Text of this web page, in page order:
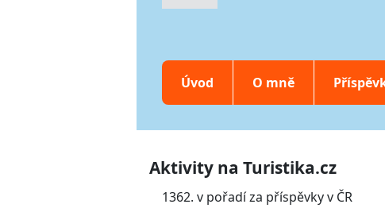
Úvod O mně
Aktivity na Turistika.cz
1362. v pořadí za příspěvky v ČR